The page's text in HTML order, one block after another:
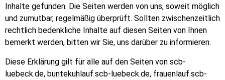
Inhalte gefunden. Die Seiten werden von uns, soweit möglich
und zumutbar, regelmäßig überprüft. Sollten zwischenzeitlich
rechtlich bedenkliche Inhalte auf diesen Seiten von Ihnen
bemerkt werden, bitten wir Sie, uns darüber zu informieren.
Diese Erklärung gilt für alle auf den Seiten von scb-
luebeck.de, buntekuhlauf.scb-luebeck.de, frauenlauf.scb-